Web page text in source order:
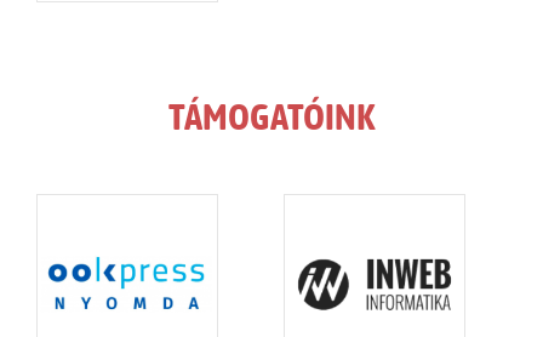
TÁMOGATÓINK